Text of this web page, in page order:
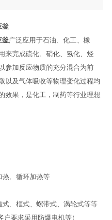
釜
釜广泛应用于石油、化工、橡
来完成硫化、硝化、氢化、烃
参加反应物质的充分混合为前
以及气体吸收等物理变化过程均
效果，是化工，制药等行业理想
热、循环加热等
、框式、螺带式、涡轮式等等
要求采用防爆电机等）